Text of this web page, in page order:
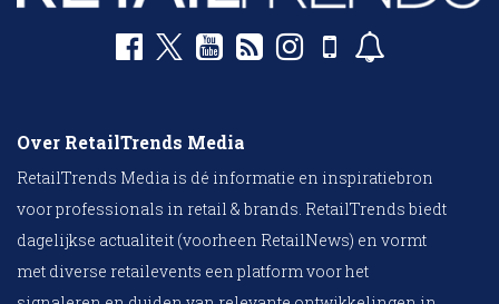
Over RetailTrends Media
RetailTrends Media is dé informatie en inspiratiebron
voor professionals in retail & brands. RetailTrends biedt
dagelijkse actualiteit (voorheen RetailNews) en vormt
met diverse retailevents een platform voor het